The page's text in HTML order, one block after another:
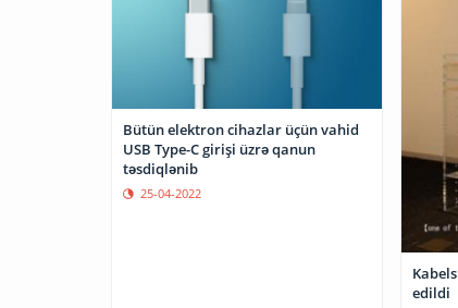
Bütün elektron cihazlar üçün vahid
USB Type-C girişi üzrə qanun
təsdiqlənib
25-04-2022
edildi